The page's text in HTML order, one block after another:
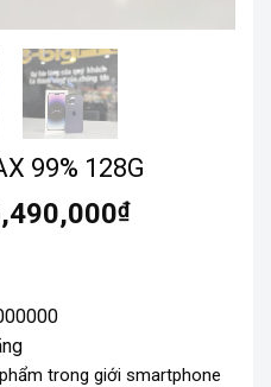
99% 128G
₫
trong giới smartphone